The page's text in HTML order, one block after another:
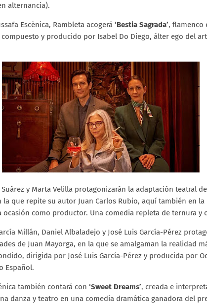
alternancia).
Escènica, Rambleta acogerá ‘Bestia Sagrada’, flamenco
y producido por Isabel Do Diego, álter ego del
y Marta Velilla protagonizarán la adaptación teatral
la que repite su autor Juan Carlos Rubio, aquí también en
ocasión como productor. Una comedia repleta de ternura y
Millán, Daniel Albaladejo y José Luis García-Pérez
de Juan Mayorga, en la que se amalgaman la realidad
dirigida por José Luis García-Pérez y producida por
Español.
también contará con ‘Sweet Dreams’, creada e
danza y teatro en una comedia dramática ganadora del